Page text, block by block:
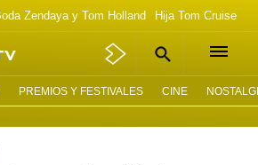
Zendaya y Tom Holland Hija Tom Cruise
PREMIOS Y FESTIVALES CINE